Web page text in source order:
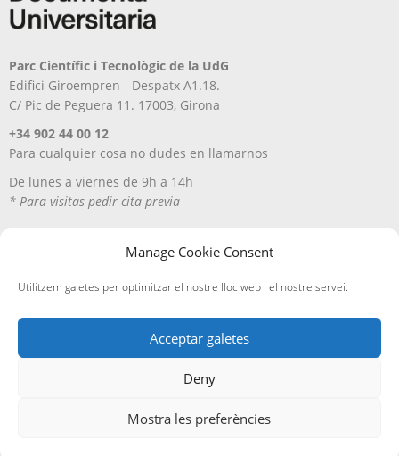
Manage Cookie Consent
Utilitzem galetes per optimitzar el nostre lloc web i el nostre servei.
Acceptar galetes
Deny
Mostra les preferències
Parc Científic i Tecnològic de la UdG
Edifici Giroempren - Despatx A1.18.
C/ Pic de Peguera 11. 17003, Girona
+34 902 44 00 12
Para cualquier cosa no dudes en llamarnos
De lunes a viernes de 9h a 14h
* Para visitas pedir cita previa
Política de privacitat